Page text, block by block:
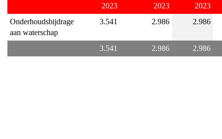
Heeft
gekost
2023 2023
2023
Onderhoudsbijdrage
aan waterschap
3.541 2.986 2.986
3.541 2.986 2.986